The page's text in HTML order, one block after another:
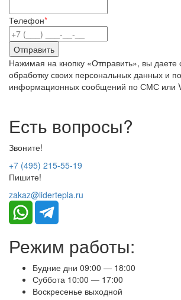
Телефон*
Нажимая на кнопку «Отправить», вы даете
обработку своих персональных данных и
информационных сообщений по СМС или
Есть вопросы?
Звоните!
+7 (495) 215-55-19
Пишите!
zakaz@lidertepla.ru
Режим работы:
Будние дни 09:00 — 18:00
Суббота 10:00 — 17:00
Воскресенье выходной